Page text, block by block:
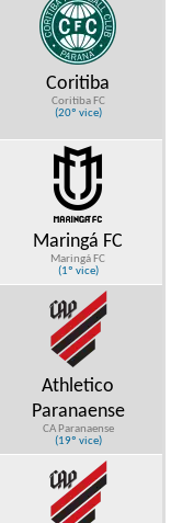
Coritiba
Coritiba FC
(20º vice)
Maringá FC
Maringá FC
(1º vice)
Athletico
Paranaense
CA Paranaense
(19º vice)